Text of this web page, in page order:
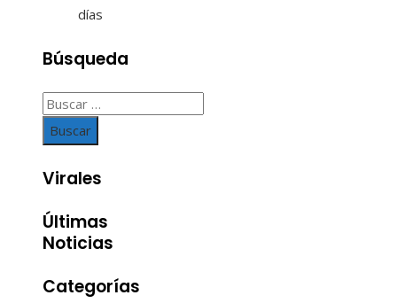
días
Búsqueda
Buscar:
Virales
Últimas
Noticias
Categorías